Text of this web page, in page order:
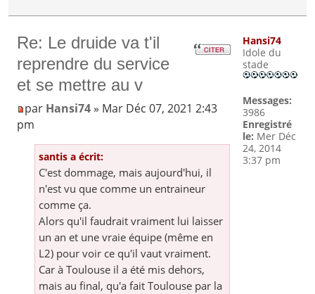
Re: Le druide va t'il
reprendre du service
et se mettre au v
par Hansi74» Mar Déc 07, 2021 2:43
pm
santis a écrit:
C'est dommage, mais aujourd'hui, il
n'est vu que comme un entraineur
comme ça.
Alors qu'il faudrait vraiment lui laisser
un an et une vraie équipe (même en
L2) pour voir ce qu'il vaut vraiment.
Car à Toulouse il a été mis dehors,
mais au final, qu'a fait Toulouse par la
Hansi74
Idole du
stade
Messages:
3986
Enregistré
le: Mer Déc
24, 2014
3:37 pm